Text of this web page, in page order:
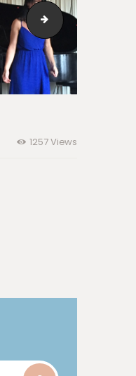
IMG_6560
1257Views